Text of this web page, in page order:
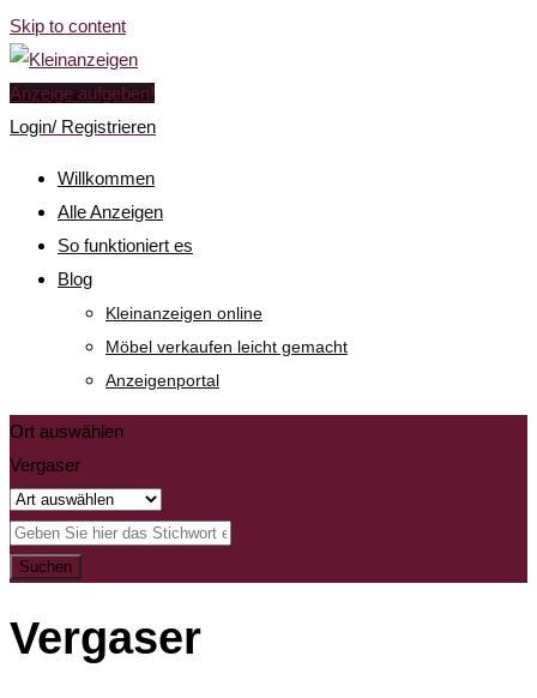
Skip to content
Anzeige aufgeben!
Login/ Registrieren
Willkommen
Alle Anzeigen
So funktioniert es
Blog
Kleinanzeigen online
Möbel verkaufen leicht gemacht
Anzeigenportal
Ort auswählen
Vergaser
Suchen
Vergaser